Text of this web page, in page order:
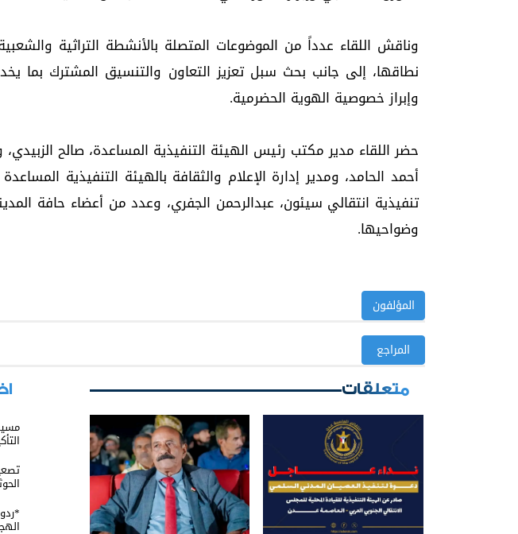
وناقش اللقاء عدداً من الموضوعات المتصلة بالأنشطة التراثية
نطاقها، إلى جانب بحث سبل تعزيز التعاون والتنسيق المشترك بما
وإبراز خصوصية الهوية الحضرمية.
حضر اللقاء مدير مكتب رئيس الهيئة التنفيذية المساعدة، صالح
أحمد الحامد، ومدير إدارة الإعلام والثقافة بالهيئة التنفيذية
تنفيذية انتقالي سيئون، عبدالرحمن الجفري، وعدد من أعضاء حافة
وضواحيها.
المؤلفون
المراجع
متعلقات